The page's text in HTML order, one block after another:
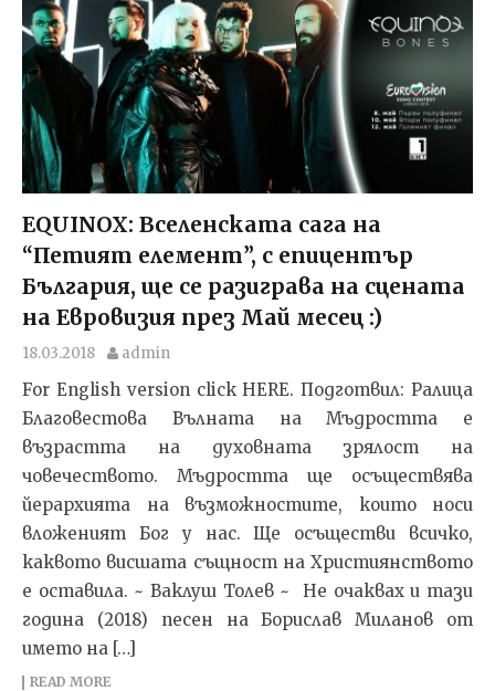
EQUINOX: Вселенската сага на
“Петият елемент”, с епицентър
България, ще се разиграва на сцената
на Евровизия през Май месец :)
18.03.2018 admin
For English version click HERE. Подготвил: Ралица
Благовестова Вълната на Мъдростта е
възрастта на духовната зрялост на
човечеството. Мъдростта ще осъществява
йерархията на възможностите, които носи
вложеният Бог у нас. Ще осъществи всичко,
каквото висшата същност на Християнството
е оставила. ~ Ваклуш Толев ~ Не очаквах и тази
година (2018) песен на Борислав Миланов от
името на […]
READ MORE